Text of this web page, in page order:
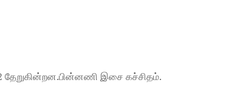
2 தேறுகின்றன.பின்னணி இசை கச்சிதம்.